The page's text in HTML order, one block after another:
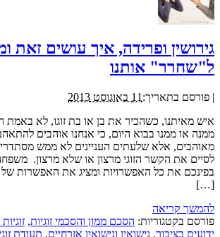
גירושין ופרידה, איך עושים זאת
ל"שחרר" אותנו
| פורסם בתאריך: 11 באוגוסט 2013
איש מאיתנו, כשהכיר את בן או בת זוגו, לא
ממנה או ממנו בבוא היום, כי אנחנו אוהבים
מאוהבים, אלא שלעתים העניינים לא ממש
לסיים את הקשר הזוגי מרצון או שלא מרצון.
בפינכם את כל האפשרויות ומציג את האפשרות של
[…]
להמשך קריאה
פורסם בקטגוריות: הסכם ממון והסכמי זוגיות,
ידועים בציבור, נישואין ונישואין אזרחיים, תעודת